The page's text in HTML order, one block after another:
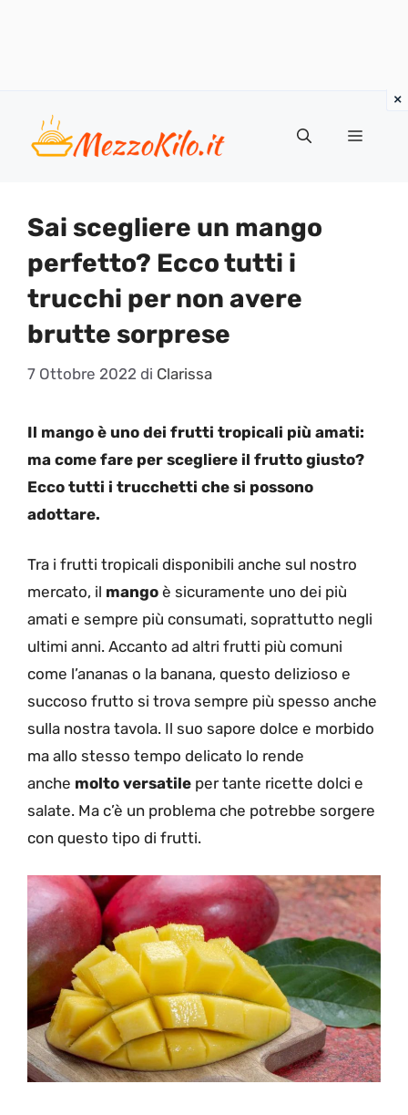
contenuto
Menu
Sai scegliere un mango
perfetto? Ecco tutti i
trucchi per non avere
brutte sorprese
7 Ottobre 2022 di Clarissa
Il mango è uno dei frutti tropicali più amati:
ma come fare per scegliere il frutto giusto?
Ecco tutti i trucchetti che si possono
adottare.
Tra i frutti tropicali disponibili anche sul nostro
mercato, il mango è sicuramente uno dei più
amati e sempre più consumati, soprattutto negli
ultimi anni. Accanto ad altri frutti più comuni
come l’ananas o la banana, questo delizioso e
succoso frutto si trova sempre più spesso anche
sulla nostra tavola. Il suo sapore dolce e morbido
ma allo stesso tempo delicato lo rende
anche molto versatile per tante ricette dolci e
salate. Ma c’è un problema che potrebbe sorgere
con questo tipo di frutti.